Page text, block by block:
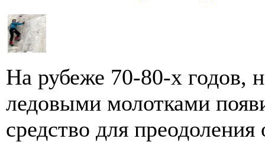
На рубеже 70-80-х годов,
ледовыми молотками
средство для преодоления